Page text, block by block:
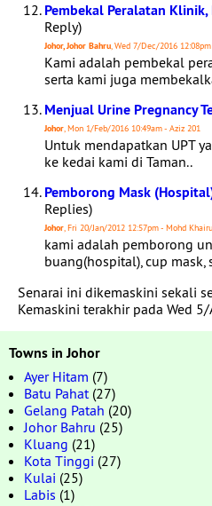
Pembekal Peralatan
Reply)
Johor, Johor Bahru, Wed 7/Dec/2016
Kami adalah pembekal
serta kami juga
Menjual Urine Pregnancy
Johor, Mon 1/Feb/2016 10:49am - Aziz 201
Untuk mendapatkan UPT
ke kedai kami di Taman..
Pemborong Mask
Replies)
Johor, Fri 20/Jan/2012 12:57pm - Mohd
kami adalah pemborong
buang(hospital), cup mask,
Senarai ini dikemaskini sekali
Kemaskini terakhir pada Wed
Towns in Johor
Ayer Hitam (7)
Batu Pahat(27)
Gelang Patah (20)
Johor Bahru (25)
Kluang (21)
Kota Tinggi (27)
Kulai (25)
Labis (1)